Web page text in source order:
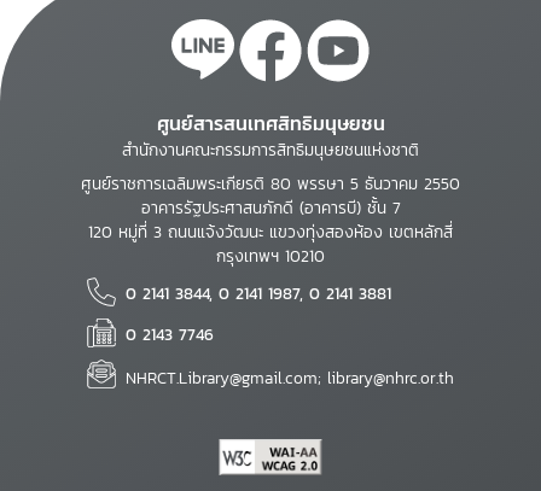
ศูนย์สารสนเทศสิทธิมนุษยชน
สำนักงานคณะกรรมการสิทธิมนุษยชนแห่งชาติ
ศูนย์ราชการเฉลิมพระเกียรติ 80 พรรษา 5 ธันวาคม 2550
อาคารรัฐประศาสนภักดี (อาคารบี) ชั้น 7
120 หมู่ที่ 3 ถนนแจ้งวัฒนะ แขวงทุ่งสองห้อง เขตหลักสี่
กรุงเทพฯ 10210
0 2141 3844, 0 2141 1987, 0 2141 3881
0 2143 7746
NHRCT.Library@gmail.com; library@nhrc.or.th